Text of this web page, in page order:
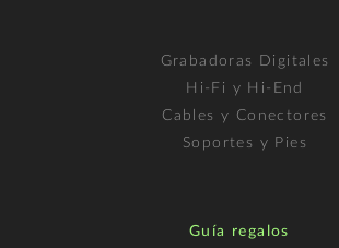
Grabadoras Digitales
Hi-Fi y Hi-End
Cables y Conectores
Soportes y Pies
Guía regalos